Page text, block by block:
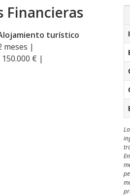
Financieras
turístico
meses |
€ |